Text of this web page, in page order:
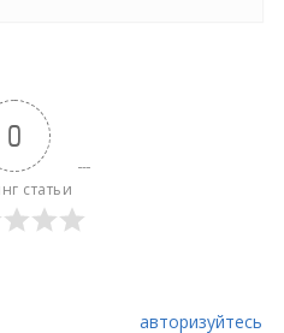
0
статьи
авторизуйтесь